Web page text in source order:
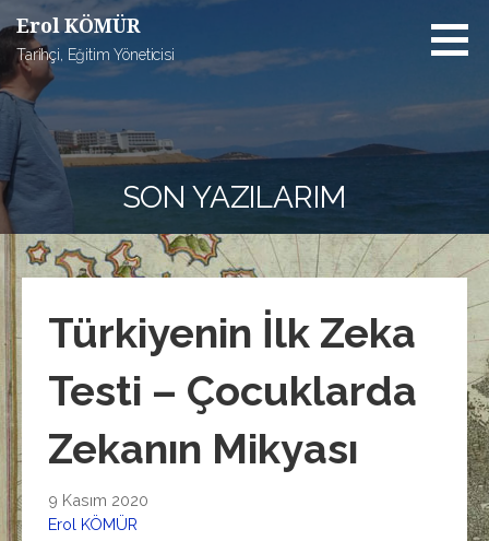
İçeriğe
atla
Erol KÖMÜR
Tarihçi, Eğitim Yöneticisi
SON YAZILARIM
Türkiyenin İlk Zeka
Testi – Çocuklarda
Zekanın Mikyası
9 Kasım 2020
Erol KÖMÜR